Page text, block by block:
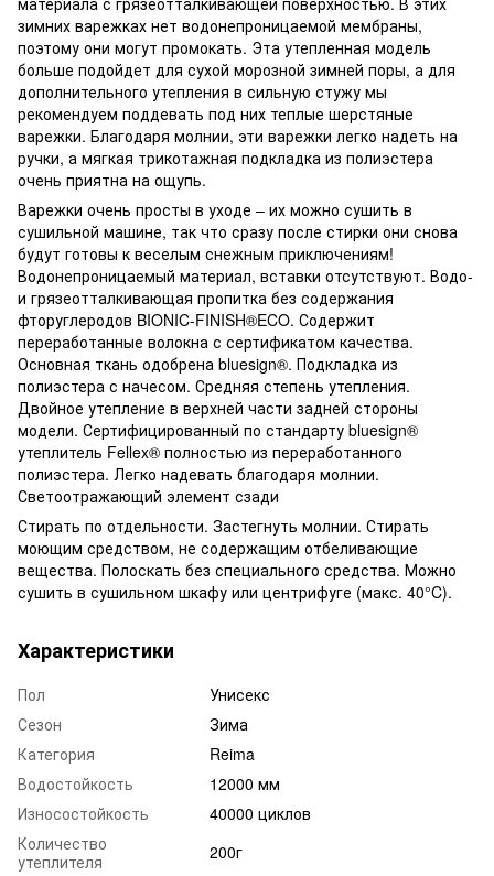
зимних варежках нет водонепроницаемой мембраны,
поэтому они могут промокать. Эта утепленная модель
больше подойдет для сухой морозной зимней поры, а для
дополнительного утепления в сильную стужу мы
рекомендуем поддевать под них теплые шерстяные
варежки. Благодаря молнии, эти варежки легко надеть на
ручки, а мягкая трикотажная подкладка из полиэстера
очень приятна на ощупь.
Варежки очень просты в уходе – их можно сушить в
сушильной машине, так что сразу после стирки они снова
будут готовы к веселым снежным приключениям!
Водонепроницаемый материал, вставки отсутствуют. Водо-
и грязеотталкивающая пропитка без содержания
фторуглеродов BIONIC-FINISH®ECO. Содержит
переработанные волокна с сертификатом качества.
Основная ткань одобрена bluesign®. Подкладка из
полиэстера с начесом. Средняя степень утепления.
Двойное утепление в верхней части задней стороны
модели. Сертифицированный по стандарту bluesign®
утеплитель Fellex® полностью из переработанного
полиэстера. Легко надевать благодаря молнии.
Светоотражающий элемент сзади
Стирать по отдельности. Застегнуть молнии. Стирать
моющим средством, не содержащим отбеливающие
вещества. Полоскать без специального средства. Можно
сушить в сушильном шкафу или центрифуге (макс. 40°C).
Характеристики
Пол
Унисекс
Сезон
Зима
Категория
Reima
Водостойкость
12000 мм
Износостойкость
40000 циклов
Количество
утеплителя
200г